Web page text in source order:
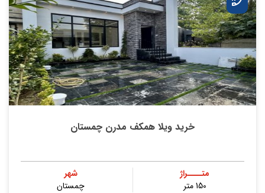
خرید ویلا همکف مدرن چمستان
متــــراژ
150 متر
شهر
چمستان